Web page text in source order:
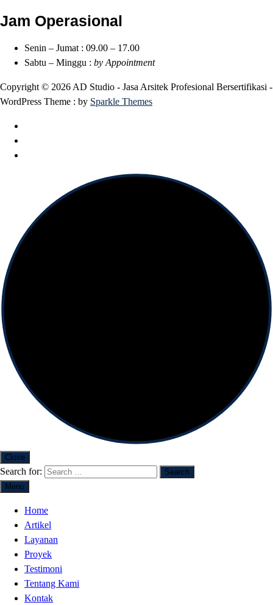
Jam Operasional
Senin – Jumat : 09.00 – 17.00
Sabtu – Minggu : by Appointment
Copyright © 2026 AD Studio - Jasa Arsitek Profesional Bersertifikasi -
WordPress Theme : by Sparkle Themes
Close
Search for:
Menu
Home
Artikel
Layanan
Proyek
Testimoni
Tentang Kami
Kontak